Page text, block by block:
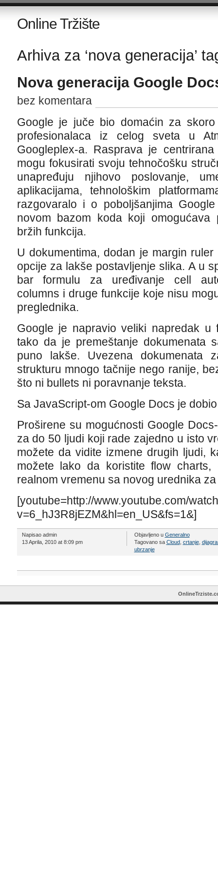
Online Tržište
Arhiva za ‘nova generacija’
Nova generacija Google
bez komentara
Google je juče bio domaćin za
profesionalaca iz celog sveta u
Googleplex-a. Rasprava je
mogu fokusirati svoju tehnočošku
unapređuju njihovo poslovanje,
aplikacijama, tehnološkim
razgovaralo i o poboljšanjima
novom bazom koda koji omogućava
bržih funkcija.
U dokumentima, dodan je margin
opcije za lakše postavljenje slika. A u
bar formulu za uređivanje cell
columns i druge funkcije koje nisu
preglednika.
Google je napravio veliki napredak u
tako da je premeštanje dokumenata
puno lakše. Uvezena dokumenata
strukturu mnogo tačnije nego ranije,
što ni bullets ni poravnanje teksta.
Sa JavaScript-om Google Docs je
Proširene su mogućnosti Google
za do 50 ljudi koji rade zajedno u isto
možete da vidite izmene drugih ljudi,
možete lako da koristite flow
realnom vremenu sa novog urednika
[youtube=http://www.youtube.com/
v=6_hJ3R8jEZM&hl=en_US&fs=1&]
Napisao admin
13 Aprila, 2010 at 8:09 pm
Objavljeno u Generalno
Tagovano sa Cloud, crtanje,
ubrzanje